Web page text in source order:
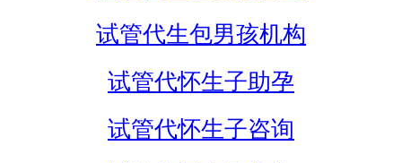
试管代生包男孩机构
试管代怀生子助孕
试管代怀生子咨询